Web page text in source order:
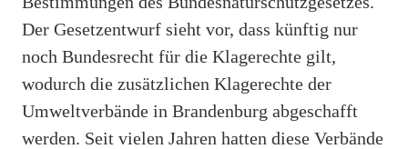
Der Gesetzentwurf sieht vor, dass künftig nur
noch Bundesrecht für die Klagerechte gilt,
wodurch die zusätzlichen Klagerechte der
Umweltverbände in Brandenburg abgeschafft
werden. Seit vielen Jahren hatten diese Verbände